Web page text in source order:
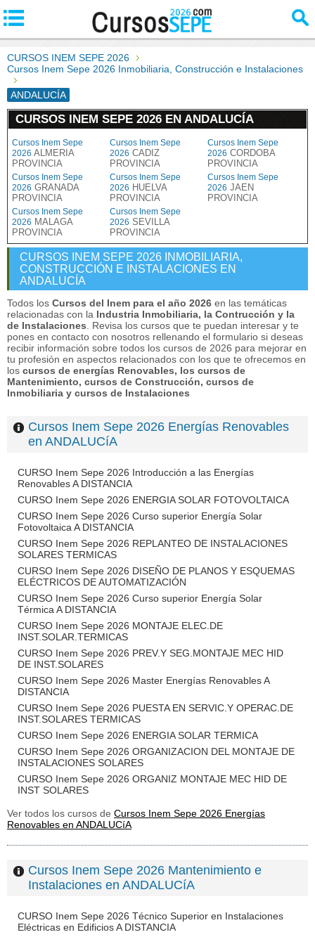
CURSOS INEM SEPE 2026
Cursos Inem Sepe 2026 Inmobiliaria, Construcción e Instalaciones
ANDALUCÍA
CURSOS INEM SEPE 2026 EN ANDALUCÍA
Cursos Inem Sepe
2026 ALMERIA
PROVINCIA
Cursos Inem Sepe
2026 CADIZ
PROVINCIA
Cursos Inem Sepe
2026 CORDOBA
PROVINCIA
Cursos Inem Sepe
2026 GRANADA
PROVINCIA
Cursos Inem Sepe
2026 HUELVA
PROVINCIA
Cursos Inem Sepe
2026 JAEN
PROVINCIA
Cursos Inem Sepe
2026 MALAGA
PROVINCIA
Cursos Inem Sepe
2026 SEVILLA
PROVINCIA
CURSOS INEM SEPE 2026 INMOBILIARIA,
CONSTRUCCIÓN E INSTALACIONES EN
ANDALUCÍA
Todos los Cursos del Inem para el año 2026 en las temáticas
relacionadas con la Industria Inmobiliaria, la Contrucción y la
de Instalaciones . Revisa los cursos que te puedan interesar y te
pones en contacto con nosotros rellenando el formulario si deseas
recibir información sobre todos los cursos de 2026 para mejorar en
tu profesión en aspectos relacionados con los que te ofrecemos en
los cursos de energías Renovables, los cursos de
Mantenimiento, cursos de Construcción, cursos de
Inmobiliaria y cursos de Instalaciones
Cursos Inem Sepe 2026 Energías Renovables
en ANDALUCíA
CURSO Inem Sepe 2026 Introducción a las Energías
Renovables A DISTANCIA
CURSO Inem Sepe 2026 ENERGIA SOLAR FOTOVOLTAICA
CURSO Inem Sepe 2026 Curso superior Energía Solar
Fotovoltaica A DISTANCIA
CURSO Inem Sepe 2026 REPLANTEO DE INSTALACIONES
SOLARES TERMICAS
CURSO Inem Sepe 2026 DISEÑO DE PLANOS Y ESQUEMAS
ELÉCTRICOS DE AUTOMATIZACIÓN
CURSO Inem Sepe 2026 Curso superior Energía Solar
Térmica A DISTANCIA
CURSO Inem Sepe 2026 MONTAJE ELEC.DE
INST.SOLAR.TERMICAS
CURSO Inem Sepe 2026 PREV.Y SEG.MONTAJE MEC HID
DE INST.SOLARES
CURSO Inem Sepe 2026 Master Energías Renovables A
DISTANCIA
CURSO Inem Sepe 2026 PUESTA EN SERVIC.Y OPERAC.DE
INST.SOLARES TERMICAS
CURSO Inem Sepe 2026 ENERGIA SOLAR TERMICA
CURSO Inem Sepe 2026 ORGANIZACION DEL MONTAJE DE
INSTALACIONES SOLARES
CURSO Inem Sepe 2026 ORGANIZ MONTAJE MEC HID DE
INST SOLARES
Ver todos los cursos de Cursos Inem Sepe 2026 Energías
Renovables en ANDALUCíA
Cursos Inem Sepe 2026 Mantenimiento e
Instalaciones en ANDALUCíA
CURSO Inem Sepe 2026 Técnico Superior en Instalaciones
Eléctricas en Edificios A DISTANCIA